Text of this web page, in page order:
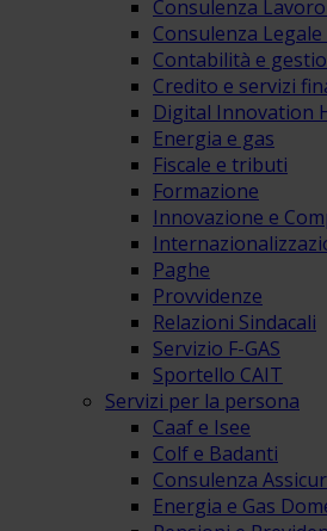
Consulenza
Consulenza
Contabilità e
Credito e servizi
Digital Innovation
Energia e gas
Fiscale e tributi
Formazione
Innovazione e
Paghe
Provvidenze
Relazioni Sindacali
Servizio F-GAS
Sportello CAIT
Servizi per la persona
Caaf e Isee
Colf e Badanti
Consulenza
Energia e Gas